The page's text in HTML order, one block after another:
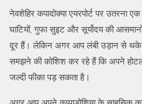
नेवशेहिर कपादोक्या एयरपोर्ट पर उतरना
घाटियों, गुफा सुइट और सूर्योदय की
दूर हैं। लेकिन अगर आप लंबी उड़ान से थके
समझने की कोशिश कर रहे हैं कि अपने
जल्दी फीका पड़ सकता है।